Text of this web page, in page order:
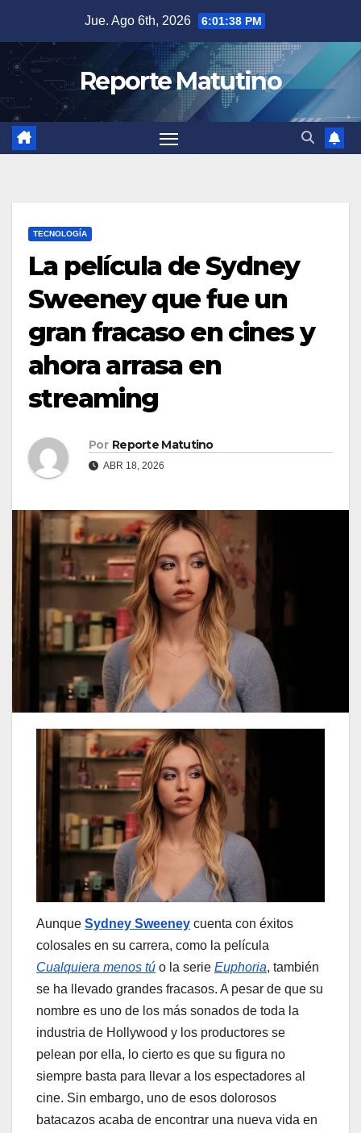
contenido
Jue. Ago 6th, 2026 6:01:39 PM
Reporte Matutino
TECNOLOGÍA
La película de Sydney
Sweeney que fue un
gran fracaso en cines y
ahora arrasa en
streaming
Por Reporte Matutino
ABR 18, 2026
Aunque Sydney Sweeney cuenta con éxitos
colosales en su carrera, como la película
Cualquiera menos tú o la serie Euphoria, también
se ha llevado grandes fracasos. A pesar de que su
nombre es uno de los más sonados de toda la
industria de Hollywood y los productores se
pelean por ella, lo cierto es que su figura no
siempre basta para llevar a los espectadores al
cine. Sin embargo, uno de esos dolorosos
batacazos acaba de encontrar una nueva vida en